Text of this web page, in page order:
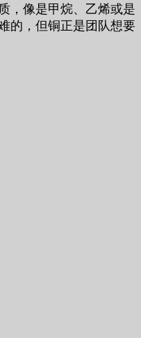
，像是甲烷、乙烯或是
的，但铜正是团队想要